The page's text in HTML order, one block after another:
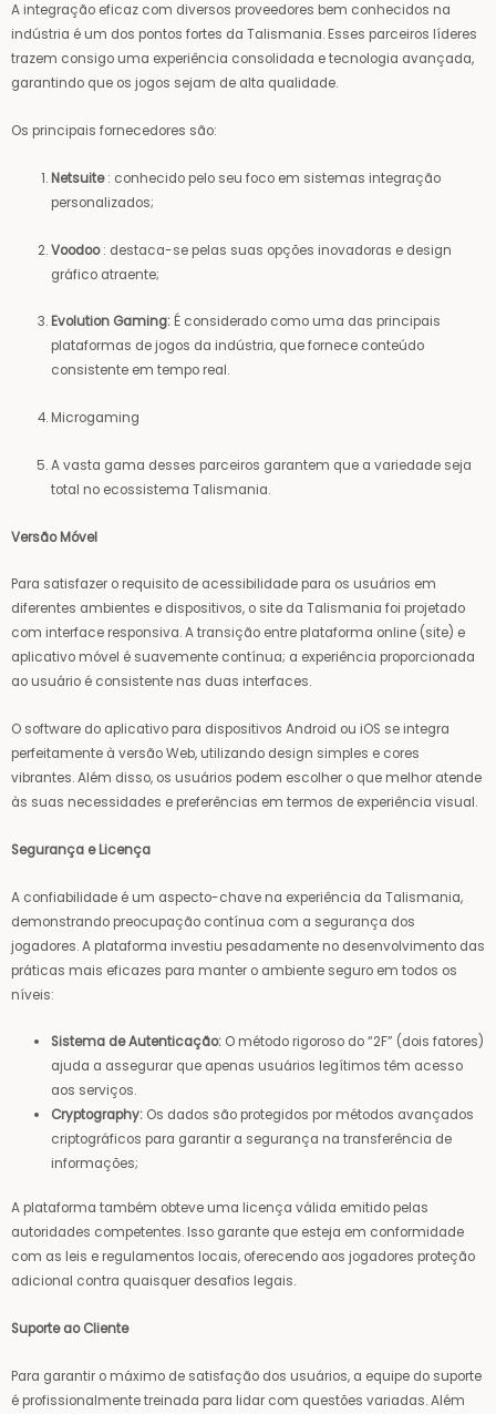
A integração eficaz com diversos proveedores bem conhecidos na
indústria é um dos pontos fortes da Talismania. Esses parceiros líderes
trazem consigo uma experiência consolidada e tecnologia avançada,
garantindo que os jogos sejam de alta qualidade.
Os principais fornecedores são:
Netsuite: conhecido pelo seu foco em sistemas integração
personalizados;
Voodoo: destaca-se pelas suas opções inovadoras e design
gráfico atraente;
Evolution Gaming: É considerado como uma das principais
plataformas de jogos da indústria, que fornece conteúdo
consistente em tempo real.
Microgaming
A vasta gama desses parceiros garantem que a variedade seja
total no ecossistema Talismania.
Versão Móvel
Para satisfazer o requisito de acessibilidade para os usuários em
diferentes ambientes e dispositivos, o site da Talismania foi projetado
com interface responsiva. A transição entre plataforma online (site) e
aplicativo móvel é suavemente contínua; a experiência proporcionada
ao usuário é consistente nas duas interfaces.
O software do aplicativo para dispositivos Android ou iOS se integra
perfeitamente à versão Web, utilizando design simples e cores
vibrantes. Além disso, os usuários podem escolher o que melhor atende
às suas necessidades e preferências em termos de experiência visual.
Segurança e Licença
A confiabilidade é um aspecto-chave na experiência da Talismania,
demonstrando preocupação contínua com a segurança dos
jogadores. A plataforma investiu pesadamente no desenvolvimento das
práticas mais eficazes para manter o ambiente seguro em todos os
níveis:
Sistema de Autenticação: O método rigoroso do “2F” (dois fatores)
ajuda a assegurar que apenas usuários legítimos têm acesso
aos serviços.
Cryptography: Os dados são protegidos por métodos avançados
criptográficos para garantir a segurança na transferência de
informações;
A plataforma também obteve uma licença válida emitido pelas
autoridades competentes. Isso garante que esteja em conformidade
com as leis e regulamentos locais, oferecendo aos jogadores proteção
adicional contra quaisquer desafios legais.
Suporte ao Cliente
Para garantir o máximo de satisfação dos usuários, a equipe do suporte
é profissionalmente treinada para lidar com questões variadas. Além